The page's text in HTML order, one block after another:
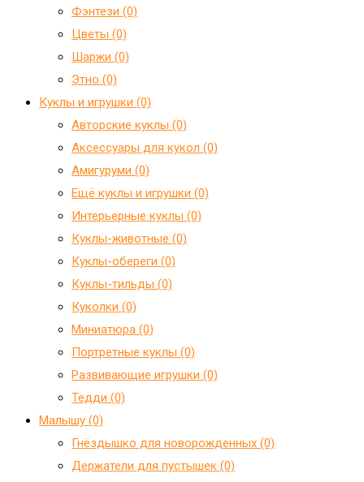
Фэнтези (0)
Цветы (0)
Шаржи (0)
Этно (0)
Куклы и игрушки (0)
Авторские куклы (0)
Аксессуары для кукол (0)
Амигуруми (0)
Ещё куклы и игрушки (0)
Интерьерные куклы (0)
Куклы-животные (0)
Куклы-обереги (0)
Куклы-тильды (0)
Куколки (0)
Миниатюра (0)
Портретные куклы (0)
Развивающие игрушки (0)
Тедди (0)
Малышу (0)
Гнёздышко для новорожденных (0)
Держатели для пустышек (0)